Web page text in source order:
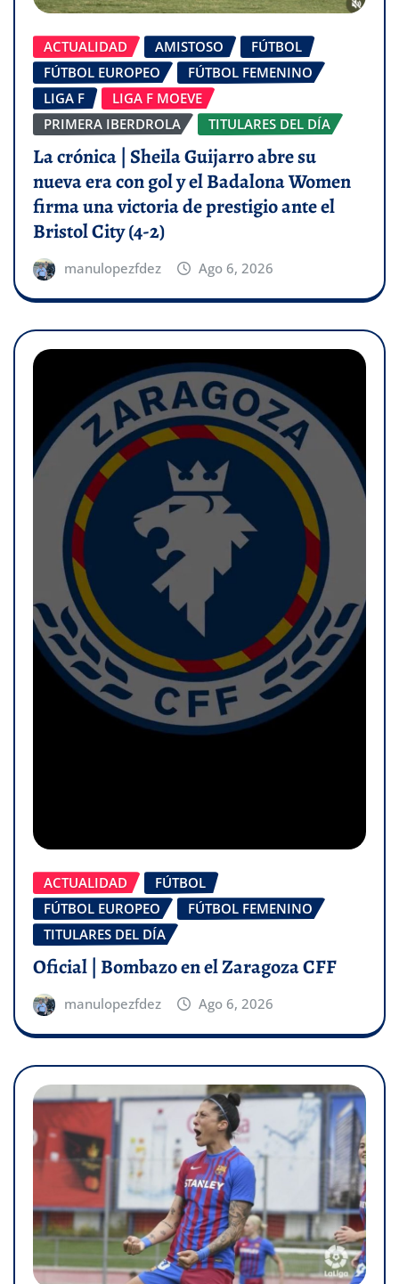
ACTUALIDAD AMISTOSO
FÚTBOL
FÚTBOL EUROPEO
FÚTBOL FEMENINO
LIGA F
LIGA F MOEVE
PRIMERA IBERDROLA
TITULARES DEL DÍA
La crónica | Sheila Guijarro abre su
nueva era con gol y el Badalona Women
firma una victoria de prestigio ante el
Bristol City (4-2)
manulopezfdez Ago 6, 2026
ACTUALIDAD
FÚTBOL
FÚTBOL EUROPEO
FÚTBOL FEMENINO
TITULARES DEL DÍA
Oficial | Bombazo en el Zaragoza CFF
manulopezfdez Ago 6, 2026